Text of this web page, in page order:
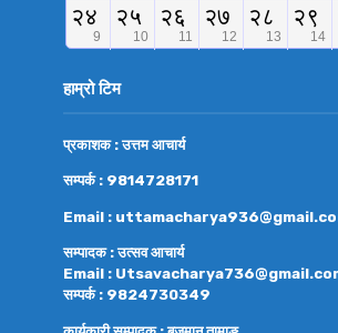
हाम्रो टिम
प्रकाशक : उत्तम आचार्य
सम्पर्क : 9814728171
Email :
सम्पादक : उत्सव आचार्य
Email :
सम्पर्क : 9824730349